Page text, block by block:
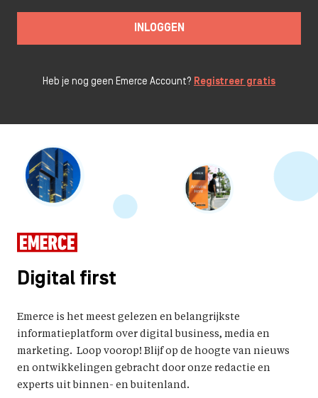
Digital first
Emerce is het meest gelezen en belangrijkste
informatieplatform over digital business, media en
marketing. Loop voorop! Blijf op de hoogte van nieuws
en ontwikkelingen gebracht door onze redactie en
experts uit binnen- en buitenland.
INLOGGEN
Heb je nog geen Emerce Account? Registreer gratis